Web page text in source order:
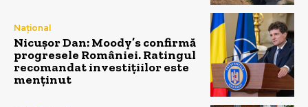
Național
Nicușor Dan: Moody’s confirmă
progresele României. Ratingul
recomandat investițiilor este
menținut